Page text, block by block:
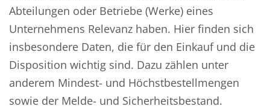
Abteilungen oder Betriebe (Werke) eines
Unternehmens Relevanz haben. Hier finden sich
insbesondere Daten, die für den Einkauf und die
Disposition wichtig sind. Dazu zählen unter
anderem Mindest- und Höchstbestellmengen
sowie der Melde- und Sicherheitsbestand.